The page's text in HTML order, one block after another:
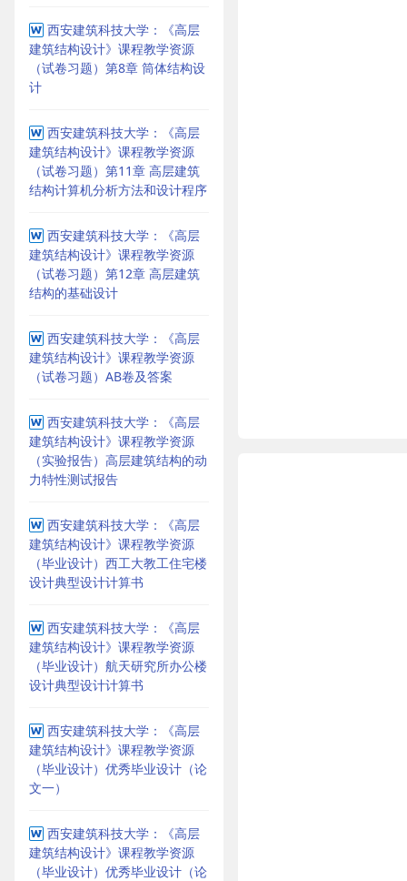
西安建筑科技大学：《高层
建筑结构设计》课程教学资源
（试卷习题）第8章 筒体结构设
计
西安建筑科技大学：《高层
建筑结构设计》课程教学资源
（试卷习题）第11章 高层建筑
结构计算机分析方法和设计程序
西安建筑科技大学：《高层
建筑结构设计》课程教学资源
（试卷习题）第12章 高层建筑
结构的基础设计
西安建筑科技大学：《高层
建筑结构设计》课程教学资源
（试卷习题）AB卷及答案
西安建筑科技大学：《高层
建筑结构设计》课程教学资源
（实验报告）高层建筑结构的动
力特性测试报告
西安建筑科技大学：《高层
建筑结构设计》课程教学资源
（毕业设计）西工大教工住宅楼
设计典型设计计算书
西安建筑科技大学：《高层
建筑结构设计》课程教学资源
（毕业设计）航天研究所办公楼
设计典型设计计算书
西安建筑科技大学：《高层
建筑结构设计》课程教学资源
（毕业设计）优秀毕业设计（论
文一）
西安建筑科技大学：《高层
建筑结构设计》课程教学资源
（毕业设计）优秀毕业设计（论